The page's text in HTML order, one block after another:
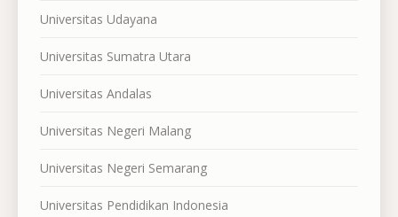
Universitas Udayana
Universitas Sumatra Utara
Universitas Andalas
Universitas Negeri Malang
Universitas Negeri Semarang
Universitas Pendidikan Indonesia